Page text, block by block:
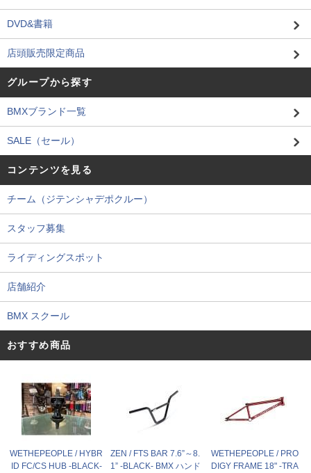
DVD&書籍
店頭販売限定商品
グループから探す
BMXブランド一覧
SALE（セール）
コンテンツを見る
チーム（ジテンシャデポクルー）
スタッフ募集
ライディングスポット
店舗紹介
BMX スクール
おすすめ商品
WETHEPEOPLE / HYBR
ID FC/CS HUB -BLACK-
ZEN / FTS BAR 7.6”～8.
1” -BLACK- BMX ハンド
WETHEPEOPLE / PRO
DIGY FRAME 18" -TRA